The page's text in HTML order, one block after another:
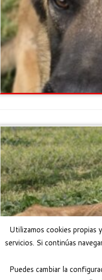
Utilizamos cookies propias
servicios. Si continúas
Puedes cambiar la